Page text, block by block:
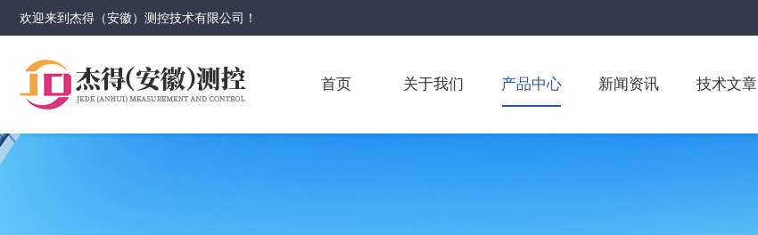
欢迎来到杰得（安徽）测控技术有限公司 ！
首页 关于我们 产品中心 新闻资讯 技术文章